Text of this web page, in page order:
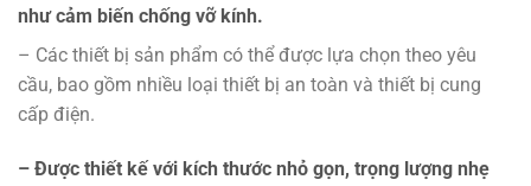
như cảm biến chống vỡ kính.
– Các thiết bị sản phẩm có thể được lựa chọn theo yêu
cầu, bao gồm nhiều loại thiết bị an toàn và thiết bị cung
cấp điện.
– Được thiết kế với kích thước nhỏ gọn, trọng lượng nhẹ